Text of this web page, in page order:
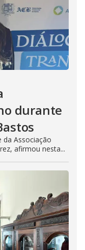
durante
Associação
afirmou nesta...